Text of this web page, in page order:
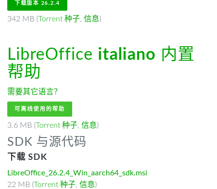
下载版本 26.2.4
342 MB (Torrent 种子, 信息)
LibreOffice italiano 内置
帮助
需要其它语言？
可离线使用的帮助
3.6 MB (Torrent 种子, 信息)
SDK 与源代码
下载 SDK
LibreOffice_26.2.4_Win_aarch64_sdk.msi
22 MB (Torrent 种子, 信息)